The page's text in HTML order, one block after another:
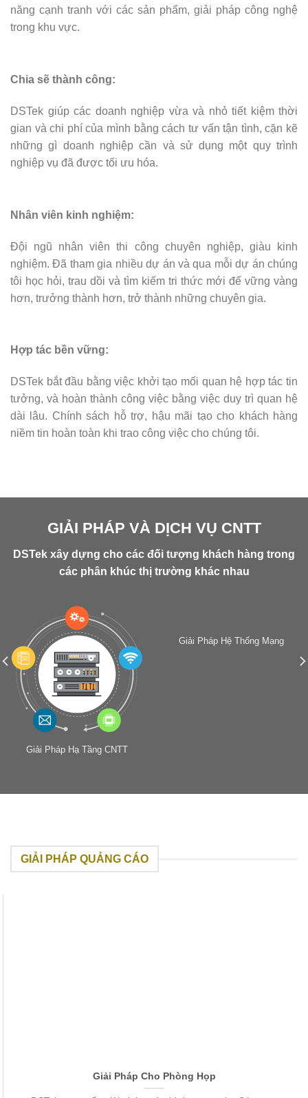
năng cạnh tranh với các sản phẩm, giải pháp công nghệ
trong khu vực.
Chia sẽ thành công:
DSTek giúp các doanh nghiệp vừa và nhỏ tiết kiệm thời
gian và chi phí của mình bằng cách tư vấn tận tình, cặn kẽ
những gì doanh nghiệp cần và sử dụng một quy trình
nghiệp vụ đã được tối ưu hóa.
Nhân viên kinh nghiệm:
Đội ngũ nhân viên thi công chuyên nghiệp, giàu kinh
nghiệm. Đã tham gia nhiều dự án và qua mỗi dự án chúng
tôi học hỏi, trau dồi và tìm kiếm tri thức mới để vững vàng
hơn, trưởng thành hơn, trở thành những chuyên gia.
Hợp tác bền vững:
DSTek bắt đầu bằng việc khởi tạo mối quan hệ hợp tác tin
tưởng, và hoàn thành công việc bằng việc duy trì quan hệ
dài lâu. Chính sách hỗ trợ, hậu mãi tạo cho khách hàng
niềm tin hoàn toàn khi trao công việc cho chúng tôi.
GIẢI PHÁP VÀ DỊCH VỤ CNTT
DSTek xây dựng cho các đối tượng khách hàng trong
các phân khúc thị trường khác nhau
Giải Pháp Hạ Tầng CNTT
Giải Pháp Hệ Thống Mạng
GIẢI PHÁP QUẢNG CÁO
Giải Pháp Cho Phòng Họp